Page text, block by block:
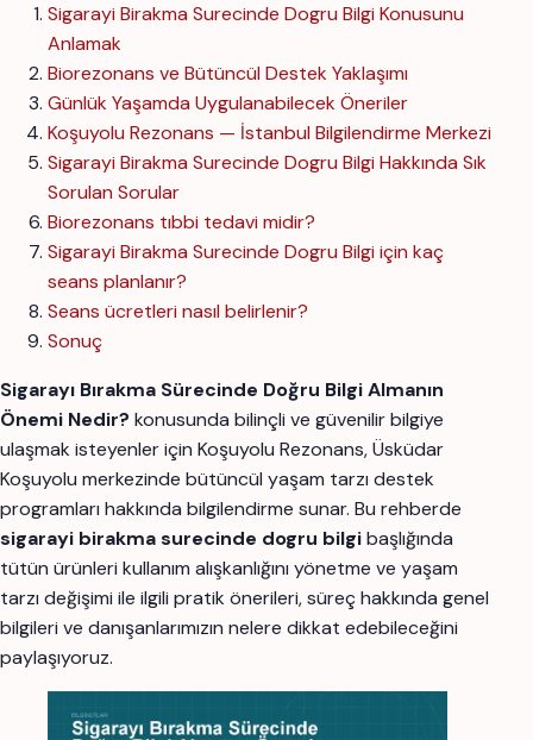
Sigarayi Birakma Surecinde Dogru Bilgi Konusunu
Anlamak
Biorezonans ve Bütüncül Destek Yaklaşımı
Günlük Yaşamda Uygulanabilecek Öneriler
Koşuyolu Rezonans — İstanbul Bilgilendirme Merkezi
Sigarayi Birakma Surecinde Dogru Bilgi Hakkında Sık
Sorulan Sorular
Biorezonans tıbbi tedavi midir?
Sigarayi Birakma Surecinde Dogru Bilgi için kaç
seans planlanır?
Seans ücretleri nasıl belirlenir?
Sonuç
Sigarayı Bırakma Sürecinde Doğru Bilgi Almanın
Önemi Nedir? konusunda bilinçli ve güvenilir bilgiye
ulaşmak isteyenler için Koşuyolu Rezonans, Üsküdar
Koşuyolu merkezinde bütüncül yaşam tarzı destek
programları hakkında bilgilendirme sunar. Bu rehberde
sigarayi birakma surecinde dogru bilgibaşlığında
tütün ürünleri kullanım alışkanlığını yönetme ve yaşam
tarzı değişimi ile ilgili pratik önerileri, süreç hakkında genel
bilgileri ve danışanlarımızın nelere dikkat edebileceğini
paylaşıyoruz.